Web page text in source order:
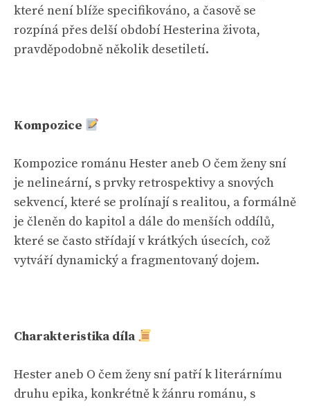
které není blíže specifikováno, a časově se
rozpíná přes delší období Hesterina života,
pravděpodobně několik desetiletí.
Kompozice
Kompozice románu Hester aneb O čem ženy sní
je nelineární, s prvky retrospektivy a snových
sekvencí, které se prolínají s realitou, a formálně
je členěn do kapitol a dále do menších oddílů,
které se často střídají v krátkých úsecích, což
vytváří dynamický a fragmentovaný dojem.
Charakteristika díla
Hester aneb O čem ženy sní patří k literárnímu
druhu epika, konkrétně k žánru románu, s